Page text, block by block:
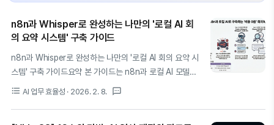
n8n과 Whisper로 완성하는 나만의 '로컬 AI 회
의 요약 시스템' 구축 가이드
n8n과 Whisper로 완성하는 나만의 '로컬 AI 회의 요약 시
스템' 구축 가이드요약 본 가이드는 n8n과 로컬 AI 모델
(Ollama, Whisper)을 결합하여 보안 걱정 없는 회의 요약
format_list_bulleted AI 업무 효율성 · 2026. 2. 8. textsms